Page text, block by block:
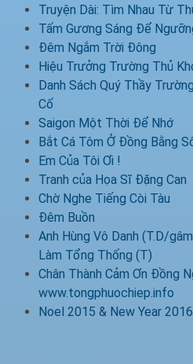
Truyện Dài: Tìm Nhau Từ
Tấm Gương Sáng Để
Đêm Ngắm Trời Đông
Hiệu Trưởng Trường Thủ
Danh Sách Quý Thầy
Cố
Saigon Một Thời Để Nhớ
Bắt Cá Tôm Ở Đồng Bằng
Em Của Tôi Ơi !
Tranh của Họa Sĩ Đặng Can
Chờ Nghe Tiếng Còi Tàu
Đêm Buồn
Anh Hùng Vô Danh (T.D/
Làm Tổng Thống (T)
Chân Thành Cảm Ơn Đồng
www.tongphuochiep.info
Noel 2015 & New Year